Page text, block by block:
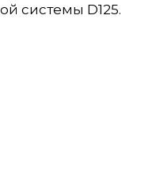
системы D125.